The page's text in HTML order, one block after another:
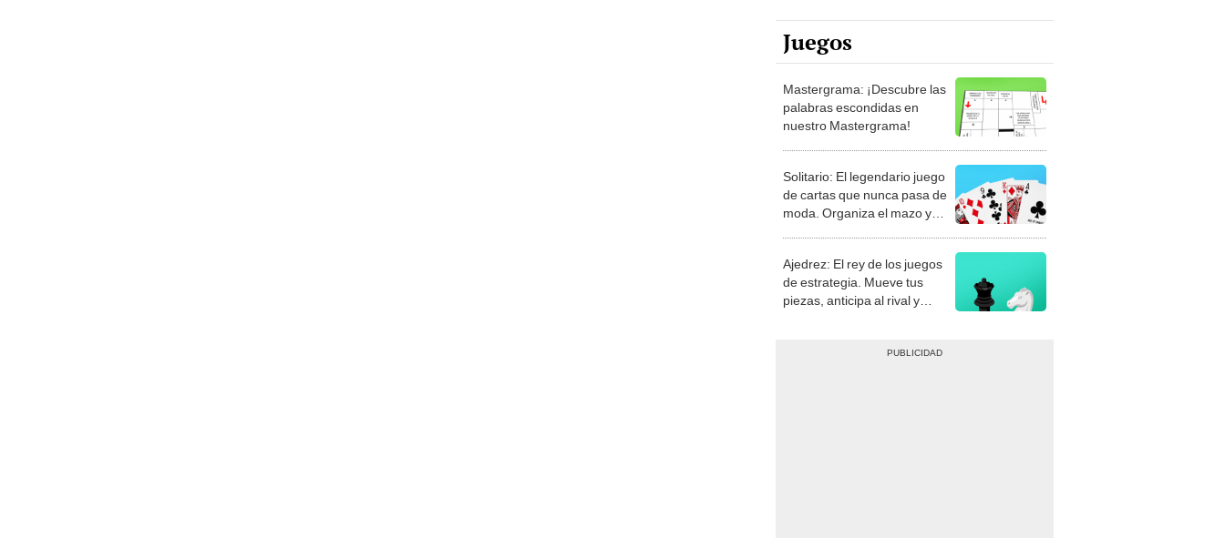
Juegos
Mastergrama: ¡Descubre las
palabras escondidas en
nuestro Mastergrama!
Solitario: El legendario juego
de cartas que nunca pasa de
moda. Organiza el mazo y
Ajedrez: El rey de los juegos
de estrategia. Mueve tus
piezas, anticipa al rival y